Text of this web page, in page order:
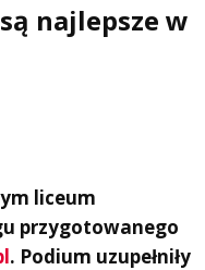
najlepsze w
liceum
przygotowanego
. Podium uzupełniły